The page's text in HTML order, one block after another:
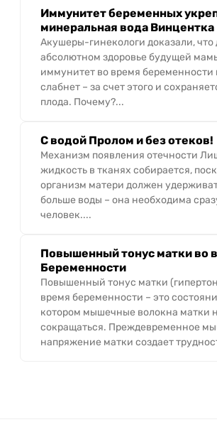
Иммунитет беременных
минеральная вода Винцентка
Акушеры-гинекологи доказали, что
абсолютном здоровье будущей
иммунитет во время
слабнет – за счет этого и
плода. Почему?...
С водой Пролом и без отеков!
Механизм появления отечности
жидкость в тканях собирается,
организм матери должен
больше воды – она необходима
человек....
Повышенный тонус матки во
Беременности
Повышенный тонус матки
время беременности – это
котором мышечные волокна матки
сокращаться. Преждевременное
напряжение матки создает